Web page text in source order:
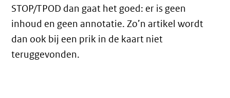
STOP/TPOD dan gaat het goed: er is geen
inhoud en geen annotatie. Zo’n artikel wordt
dan ook bij een prik in de kaart niet
teruggevonden.